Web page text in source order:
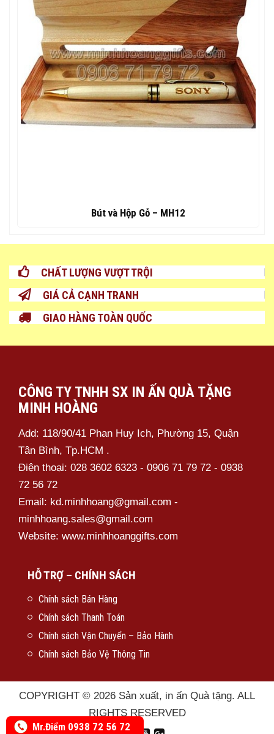
Bút Kim Loại – MH08
CHẤT LƯỢNG VƯỢT TRỘI
GIÁ CẢ CẠNH TRANH
GIAO HÀNG TOÀN QUỐC
CÔNG TY TNHH SX IN ẤN QUÀ TẶNG
MINH HOÀNG
Add: 118/90/41 Phan Huy Ich, Phường 15, Quận
Tân Bình, Tp.HCM .
Điện thoại: 028 3602 6323 - 0906 71 79 72 - 0938
72 56 72
Email: kd.minhhoang@gmail.com -
minhhoang.sales@gmail.com
Website: www.minhhoanggifts.com
HỖ TRỢ – CHÍNH SÁCH
Chính sách Bán Hàng
Chính sách Thanh Toán
Chính sách Vận Chuyển – Bảo Hành
Chính sách Bảo Vệ Thông Tin
COPYRIGHT © 2026 Sản xuất, in ấn Quà tặng. ALL
RIGHTS RESERVED
Mr.Điểm 0938 72 56 72